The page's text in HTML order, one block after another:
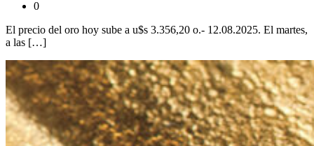
0
El precio del oro hoy sube a u$s 3.356,20 o.- 12.08.2025. El martes,
a las […]